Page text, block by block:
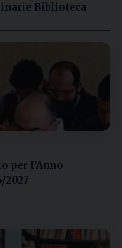
Biblioteca
per l’Anno
2027